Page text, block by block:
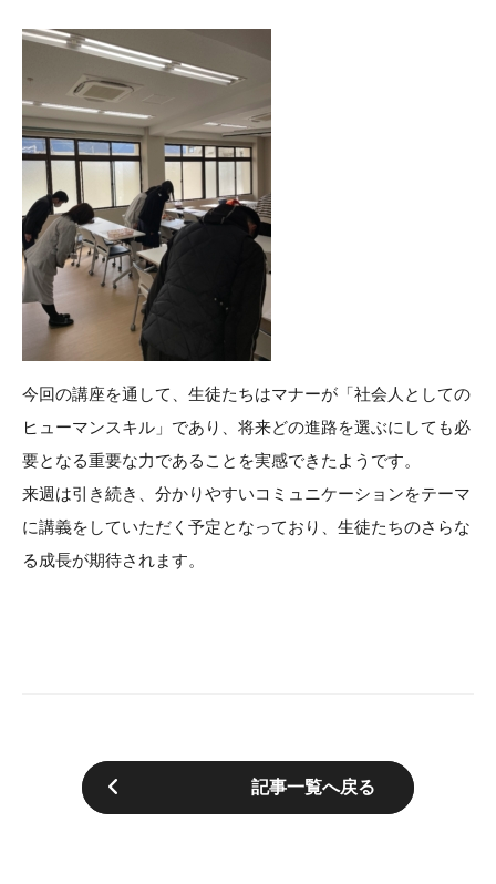
今回の講座を通して、生徒たちはマナーが「社会人としての
ヒューマンスキル」であり、将来どの進路を選ぶにしても必
要となる重要な力であることを実感できたようです。
来週は引き続き、分かりやすいコミュニケーションをテーマ
に講義をしていただく予定となっており、生徒たちのさらな
る成長が期待されます。
記事一覧へ戻る